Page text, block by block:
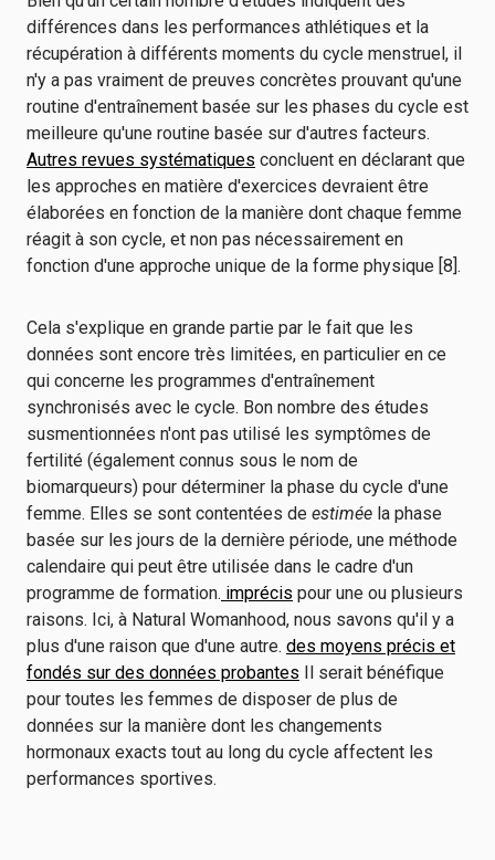
différences dans les performances athlétiques et la
récupération à différents moments du cycle menstruel, il
n'y a pas vraiment de preuves concrètes prouvant qu'une
routine d'entraînement basée sur les phases du cycle est
meilleure qu'une routine basée sur d'autres facteurs.
Autres revues systématiques concluent en déclarant que
les approches en matière d'exercices devraient être
élaborées en fonction de la manière dont chaque femme
réagit à son cycle, et non pas nécessairement en
fonction d'une approche unique de la forme physique [8].
Cela s'explique en grande partie par le fait que les
données sont encore très limitées, en particulier en ce
qui concerne les programmes d'entraînement
synchronisés avec le cycle. Bon nombre des études
susmentionnées n'ont pas utilisé les symptômes de
fertilité (également connus sous le nom de
biomarqueurs) pour déterminer la phase du cycle d'une
femme. Elles se sont contentées de estimée la phase
basée sur les jours de la dernière période, une méthode
calendaire qui peut être utilisée dans le cadre d'un
programme de formation. imprécis pour une ou plusieurs
raisons. Ici, à Natural Womanhood, nous savons qu'il y a
plus d'une raison que d'une autre. des moyens précis et
fondés sur des données probantes Il serait bénéfique
pour toutes les femmes de disposer de plus de
données sur la manière dont les changements
hormonaux exacts tout au long du cycle affectent les
performances sportives.